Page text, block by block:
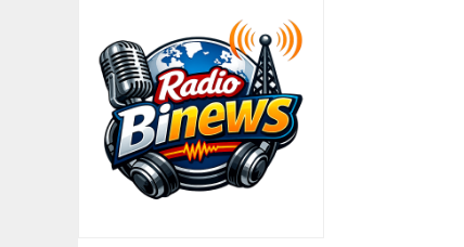
[ 07/08/2026 ] Visciano celebra Padre
MANIFESTAZIONI
[ 07/08/2026 ] MUGNANO DEL
usato – abbandonato – vandalizzato e
[ 07/08/2026 ]